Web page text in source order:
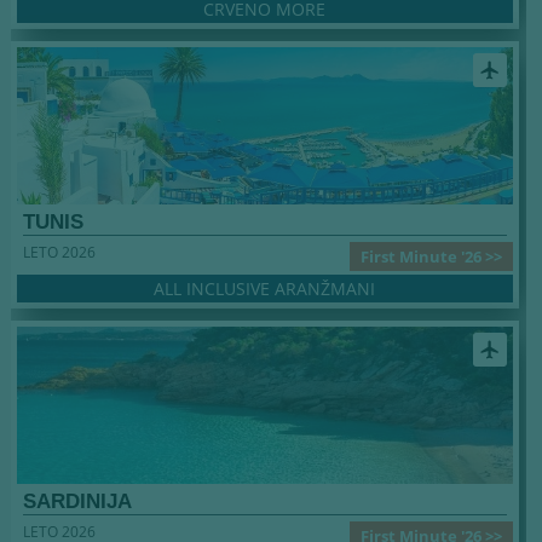
CRVENO MORE
airplanemode_active
TUNIS
First Minute '26 >>
LETO 2026
ALL INCLUSIVE ARANŽMANI
airplanemode_active
SARDINIJA
First Minute '26 >>
LETO 2026